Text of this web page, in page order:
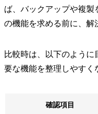
ば、バックアップや複製
の機能を求める前に、解
比較時は、以下のよう
要な機能を整理しやすく
確認項目